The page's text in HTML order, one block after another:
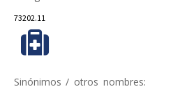
73202.11
Sinónimos / otros nombres: